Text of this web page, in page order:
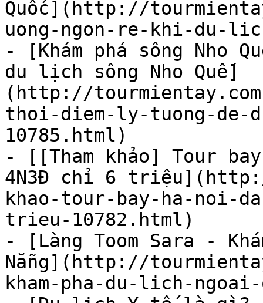
Quốc](http://
uong-ngon-re-khi-du-
- [Khám phá sông Nho
du lịch sông Nho Quế]
(http://
thoi-diem-ly-tuong-de-
10785.html)
- [[Tham khảo] Tour
4N3Đ chỉ 6
khao-tour-bay-ha-noi-
trieu-10782.html)
- [Làng Toom Sara -
Nẵng](http://
kham-pha-du-lich-